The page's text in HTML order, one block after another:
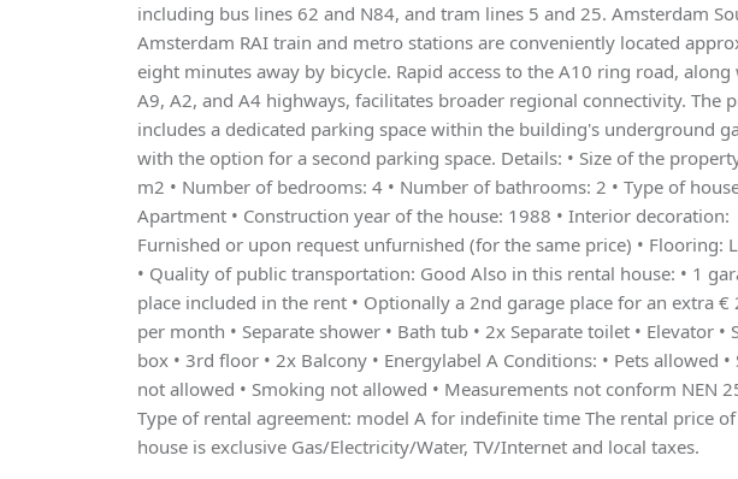
including bus lines 62 and N84, and tram lines 5 and 25. Amsterdam
Amsterdam RAI train and metro stations are conveniently located
eight minutes away by bicycle. Rapid access to the A10 ring road,
A9, A2, and A4 highways, facilitates broader regional connectivity. The
includes a dedicated parking space within the building's underground
with the option for a second parking space. Details: • Size of the
m2 • Number of bedrooms: 4 • Number of bathrooms: 2 • Type of
Apartment • Construction year of the house: 1988 • Interior decoration:
Furnished or upon request unfurnished (for the same price) • Flooring:
• Quality of public transportation: Good Also in this rental house: • 1
place included in the rent • Optionally a 2nd garage place for an extra €
per month • Separate shower • Bath tub • 2x Separate toilet • Elevator •
box • 3rd floor • 2x Balcony • Energylabel A Conditions: • Pets allowed •
not allowed • Smoking not allowed • Measurements not conform NEN
Type of rental agreement: model A for indefinite time The rental price
house is exclusive Gas/Electricity/Water, TV/Internet and local taxes.